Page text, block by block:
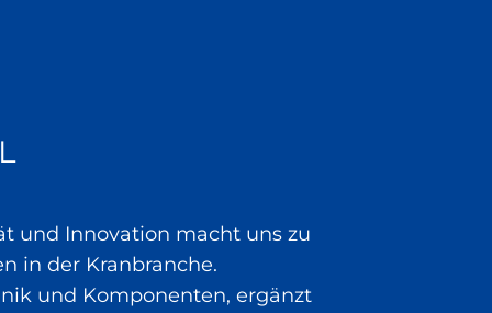
und Innovation macht uns zu
in der Kranbranche.
und Komponenten, ergänzt